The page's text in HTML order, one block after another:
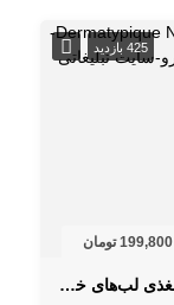
425 بازدید
199,800 تومان
بالم لب درماتیپیک SPF 15 – ترمیم‌کننده و مغذی لب‌های خشک و ترک‌خورده